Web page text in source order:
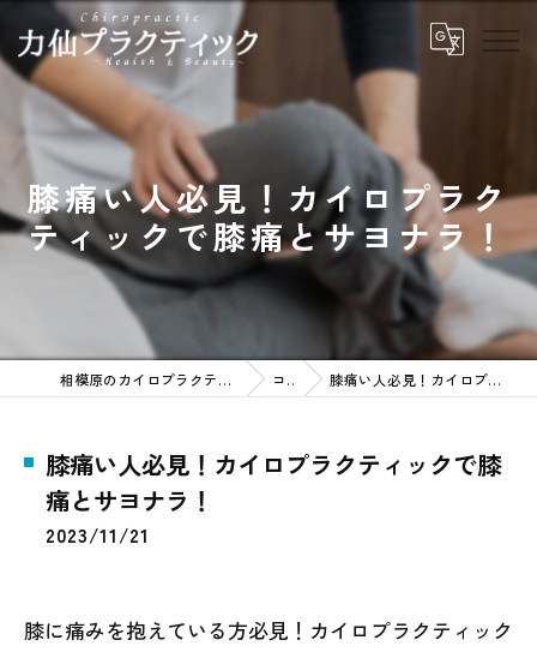
膝痛い人必見！カイロプラク
ティックで膝痛とサヨナラ！
相模原のカイロプラクティックなら力仙プラクティック コラム 膝痛い人必見！カイロプラクティックで膝痛とサヨナラ！
膝痛い人必見！カイロプラクティックで膝
痛とサヨナラ！
2023/11/21
膝に痛みを抱えている方必見！カイロプラクティック